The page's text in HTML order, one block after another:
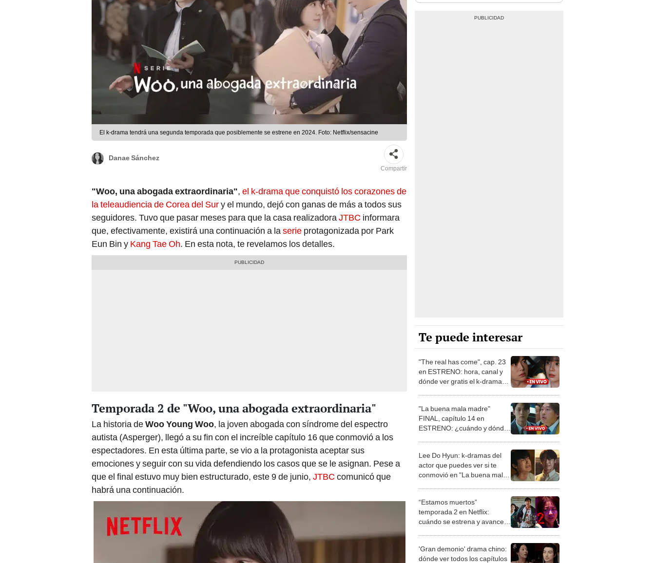
El k-drama tendrá una segunda temporada que posiblemente se estrene en 2024. Foto: Netflix/sensacine
Danae Sánchez
Compartir
"Woo, una abogada extraordinaria", el k-drama que conquistó los corazones de
la teleaudiencia de Corea del Sury el mundo, dejó con ganas de más a todos sus
seguidores. Tuvo que pasar meses para que la casa realizadora JTBC informara
que, efectivamente, existirá una continuación a la serie protagonizada por Park
Eun Bin y Kang Tae Oh. En esta nota, te revelamos los detalles.
Temporada 2 de "Woo, una abogada extraordinaria"
La historia deWoo Young Woo, la joven abogada con síndrome del espectro
autista (Asperger), llegó a su fin con el increíble capítulo 16 que conmovió a los
espectadores. En esta última parte, se vio a la protagonista aceptar sus
emociones y seguir con su vida defendiendo los casos que se le asignan. Pese a
que el final estuvo muy bien estructurado, este 9 de junio, JTBC comunicó que
habrá una continuación.
Te puede interesar
"The real has come", cap. 23
en ESTRENO: hora, canal y
dónde ver gratis el k-drama
"La buena mala madre"
FINAL, capítulo 14 en
ESTRENO: ¿cuándo y dónde
Lee Do Hyun: k-dramas del
actor que puedes ver si te
conmovió en "La buena mala
“Estamos muertos”
temporada 2 en Netflix:
cuándo se estrena y avances
'Gran demonio' drama chino:
dónde ver todos los capítulos